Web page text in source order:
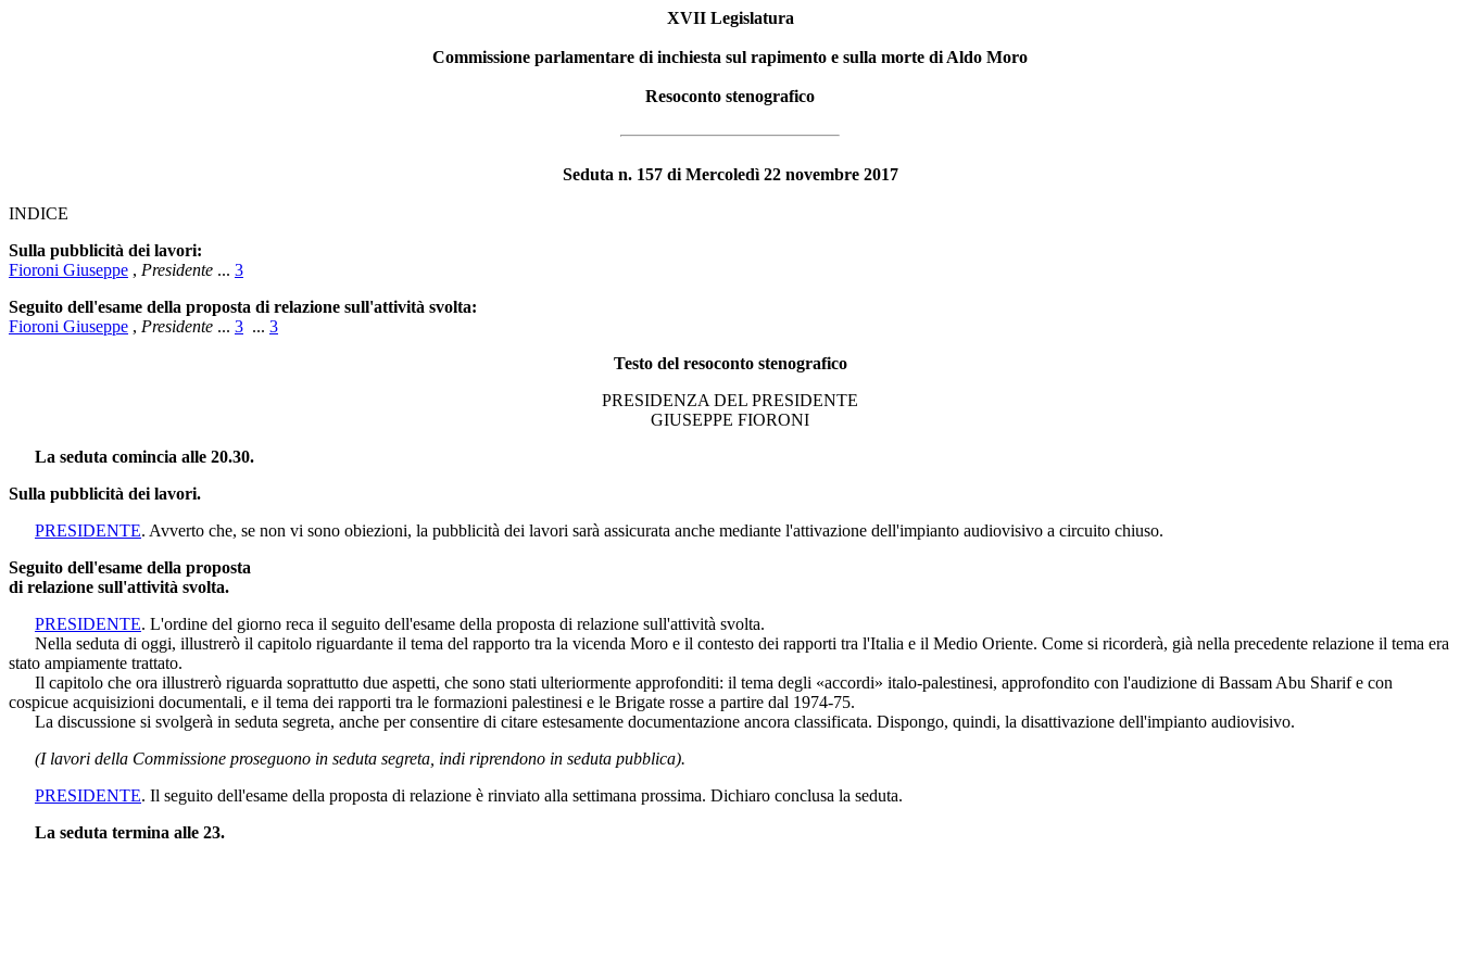
XVII Legislatura
Commissione parlamentare di inchiesta sul rapimento e sulla morte di Aldo Moro
Resoconto stenografico
Seduta n. 157 di Mercoledì 22 novembre 2017
INDICE
Sulla pubblicità dei lavori:
Fioroni Giuseppe , Presidente ... 3
Seguito dell'esame della proposta di relazione sull'attività svolta:
Fioroni Giuseppe , Presidente ... 3 ... 3
Testo del resoconto stenografico
PRESIDENZA DEL PRESIDENTE
GIUSEPPE FIORONI
La seduta comincia alle 20.30.
Sulla pubblicità dei lavori.
PRESIDENTE. Avverto che, se non vi sono obiezioni, la pubblicità dei lavori sarà assicurata anche mediante l'attivazione dell'impianto audiovisivo a circuito chiuso.
Seguito dell'esame della proposta
di relazione sull'attività svolta.
PRESIDENTE. L'ordine del giorno reca il seguito dell'esame della proposta di relazione sull'attività svolta.
Nella seduta di oggi, illustrerò il capitolo riguardante il tema del rapporto tra la vicenda Moro e il contesto dei rapporti tra l'Italia e il Medio Oriente. Come si ricorderà, già nella precedente relazione il tema era
stato ampiamente trattato.
Il capitolo che ora illustrerò riguarda soprattutto due aspetti, che sono stati ulteriormente approfonditi: il tema degli «accordi» italo-palestinesi, approfondito con l'audizione di Bassam Abu Sharif e con
cospicue acquisizioni documentali, e il tema dei rapporti tra le formazioni palestinesi e le Brigate rosse a partire dal 1974-75.
La discussione si svolgerà in seduta segreta, anche per consentire di citare estesamente documentazione ancora classificata. Dispongo, quindi, la disattivazione dell'impianto audiovisivo.
(I lavori della Commissione proseguono in seduta segreta, indi riprendono in seduta pubblica).
PRESIDENTE. Il seguito dell'esame della proposta di relazione è rinviato alla settimana prossima. Dichiaro conclusa la seduta.
La seduta termina alle 23.